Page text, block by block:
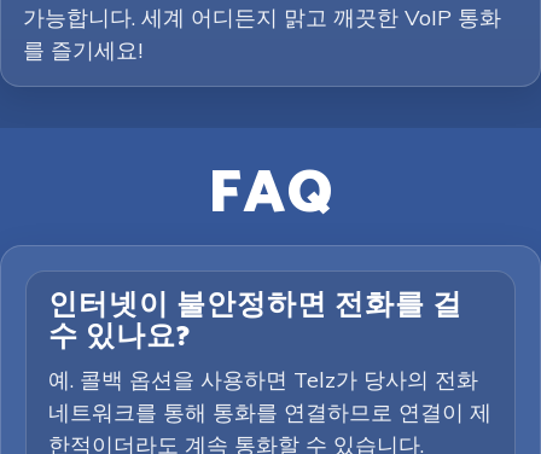
가능합니다. 세계 어디든지 맑고 깨끗한 VoIP 통화
를 즐기세요!
FAQ
인터넷이 불안정하면 전화를 걸
수 있나요?
예. 콜백 옵션을 사용하면 Telz가 당사의 전화
네트워크를 통해 통화를 연결하므로 연결이 제
한적이더라도 계속 통화할 수 있습니다.